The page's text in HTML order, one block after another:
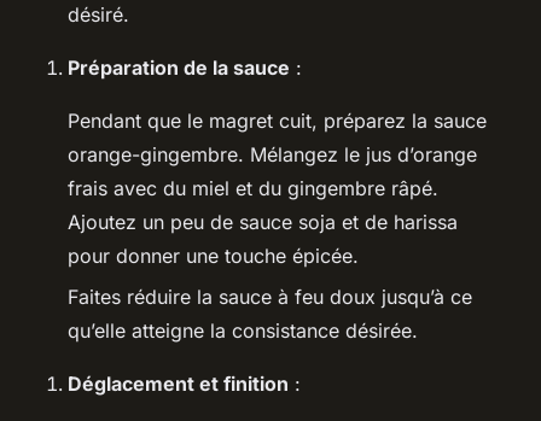
désiré.
Préparation de la sauce :
Pendant que le magret cuit, préparez la sauce
orange-gingembre. Mélangez le jus d’orange
frais avec du miel et du gingembre râpé.
Ajoutez un peu de sauce soja et de harissa
pour donner une touche épicée.
Faites réduire la sauce à feu doux jusqu’à ce
qu’elle atteigne la consistance désirée.
Déglacement et finition :